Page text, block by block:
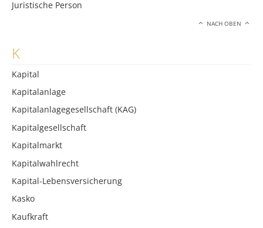
Juristische Person
NACH OBEN
K
Kapital
Kapitalanlage
Kapitalanlagegesellschaft (KAG)
Kapitalgesellschaft
Kapitalmarkt
Kapitalwahlrecht
Kapital-Lebensversicherung
Kasko
Kaufkraft